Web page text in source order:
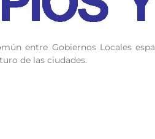
entre Gobiernos Locales
de las ciudades.